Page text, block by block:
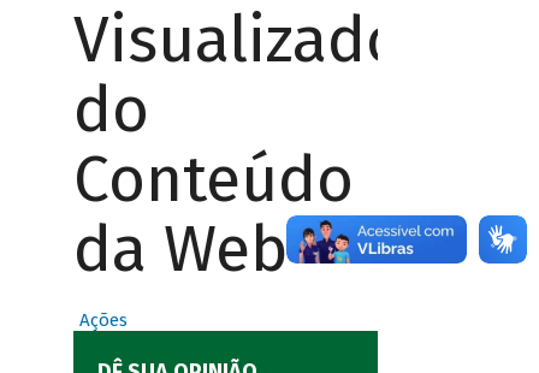
Visualizador
do
Conteúdo
da Web
Ações